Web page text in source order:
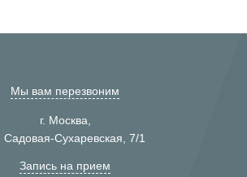
Мы вам перезвоним
г. Москва,
Садовая-Сухаревская, 7/1
Запись на прием